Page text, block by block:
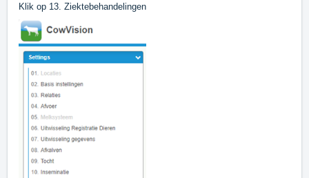
Klik op 13. Ziektebehandelingen